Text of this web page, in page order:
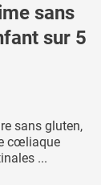
sans
sur 5
sans gluten,
cœliaque
...